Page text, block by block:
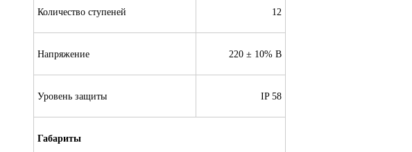
Количество ступеней 12
Напряжение 220 ± 10% В
Уровень защиты IP 58
Габариты